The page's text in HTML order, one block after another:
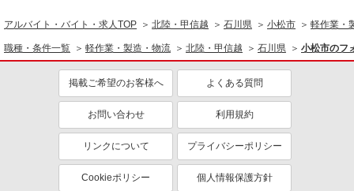
アルバイト・バイト・求人TOP 北陸・甲信越 石川県 小松市 軽作業・
職種・条件一覧 軽作業・製造・物流 北陸・甲信越 石川県 小松市のフ
掲載ご希望のお客様へ よくある質問
お問い合わせ 利用規約
リンクについて プライバシーポリシー
Cookieポリシー 個人情報保護方針